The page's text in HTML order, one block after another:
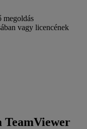
megoldás
vagy licencének
TeamViewer